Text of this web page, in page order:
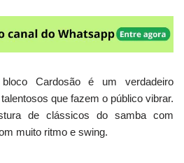
Cardosão é um verdadeiro
que fazem o público vibrar.
de clássicos do samba com
muito ritmo e swing.